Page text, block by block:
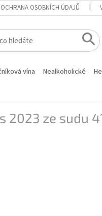
OCHRANA OSOBNÍCH ÚDAJŮ
vína Nealkoholické
2023 ze sudu